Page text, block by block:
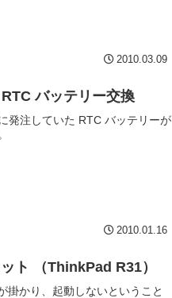
2010.03.09
バッテリー交換
発注していた RTC バッテリーが
2010.01.16
ト （ThinkPad R31）
掛かり、起動しないということ